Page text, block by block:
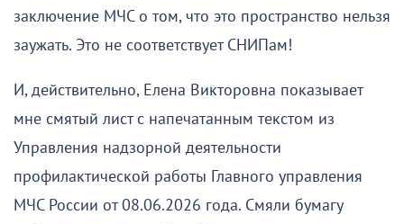
заключение МЧС о том, что это пространство нельзя
заужать. Это не соответствует СНИПам!
И, действительно, Елена Викторовна показывает
мне смятый лист с напечатанным текстом из
Управления надзорной деятельности
профилактической работы Главного управления
МЧС России от 08.06.2026 года. Смяли бумагу